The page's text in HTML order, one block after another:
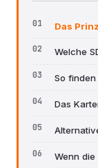
Das
Welche
So finden
Das
Wenn